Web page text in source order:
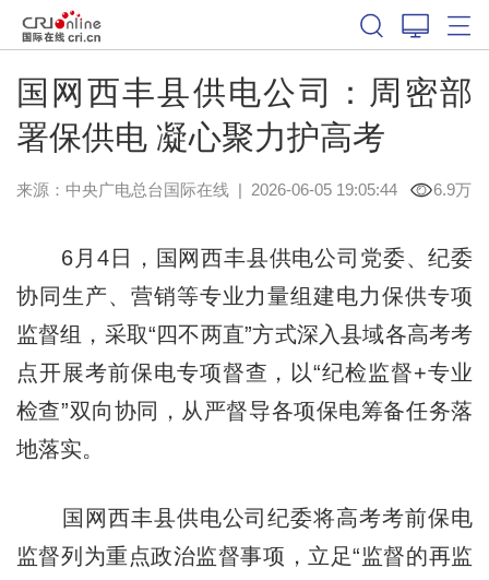
国网西丰县供电公司：周密部
署保供电 凝心聚力护高考
来源：中央广电总台国际在线| 2026-06-05 19:05:44 6.9万
6月4日，国网西丰县供电公司党委、纪委
协同生产、营销等专业力量组建电力保供专项
监督组，采取“四不两直”方式深入县域各高考考
点开展考前保电专项督查，以“纪检监督+专业
检查”双向协同，从严督导各项保电筹备任务落
地落实。
国网西丰县供电公司纪委将高考考前保电
监督列为重点政治监督事项，立足“监督的再监